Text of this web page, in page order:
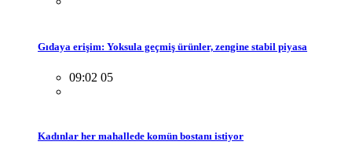
Gıdaya erişim: Yoksula geçmiş ürünler, zengine stabil piyasa
09:02 05
Kadınlar her mahallede komün bostanı istiyor